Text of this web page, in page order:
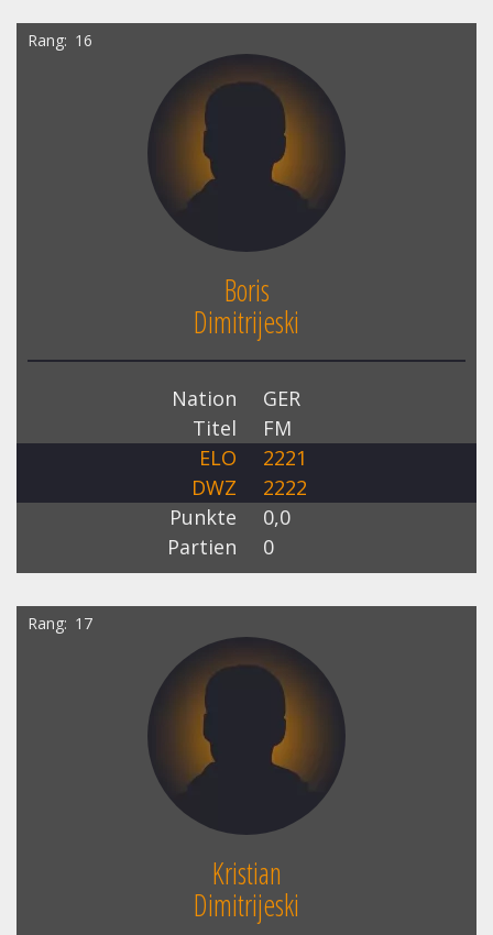
Rang 16
Boris
Dimitrijeski
Nation
GER
Titel
FM
ELO
2221
DWZ
2222
Punkte
0,0
Partien
0
Rang 17
Kristian
Dimitrijeski